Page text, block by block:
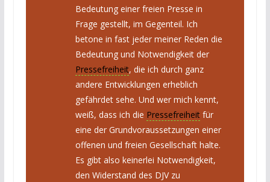
Bedeutung einer freien Presse in
Frage gestellt, im Gegenteil. Ich
betone in fast jeder meiner Reden die
Bedeutung und Notwendigkeit der
Pressefreiheit, die ich durch ganz
andere Entwicklungen erheblich
gefährdet sehe. Und wer mich kennt,
weiß, dass ich die Pressefreiheitfür
eine der Grundvoraussetzungen einer
offenen und freien Gesellschaft halte.
Es gibt also keinerlei Notwendigkeit,
den Widerstand des DJV zu